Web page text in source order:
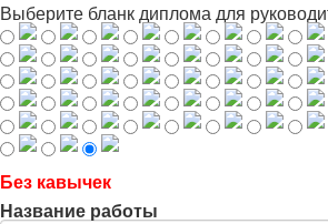
Выберите бланк диплома для
Без кавычек
Название работы